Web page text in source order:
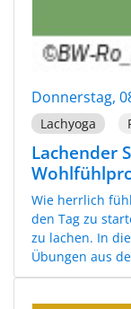
Donnerstag,
Lachyoga
Lachender
Wie herrlich
den Tag zu
zu lachen. In
Übungen aus